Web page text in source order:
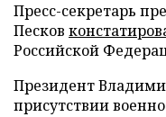
Пресс-секретарь
Песков
Российской
Президент
присутствии